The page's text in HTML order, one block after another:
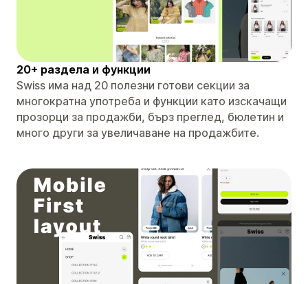
20+ раздела и функции
Swiss има над 20 полезни готови секции за
многократна употреба и функции като изскачащи
прозорци за продажби, бърз преглед, бюлетин и
много други за увеличаване на продажбите.